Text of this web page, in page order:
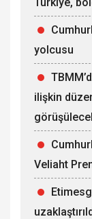
yolcusu
ilişkin
Veliaht